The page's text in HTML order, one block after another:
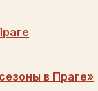
в Праге»